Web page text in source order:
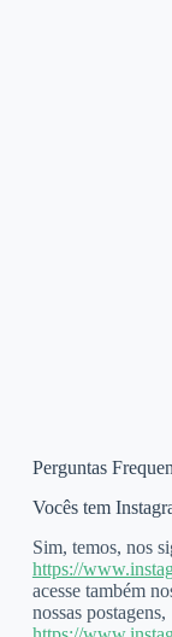
Perguntas
Vocês tem
Sim, temos, nos
https://
acesse também
nossas postagens,